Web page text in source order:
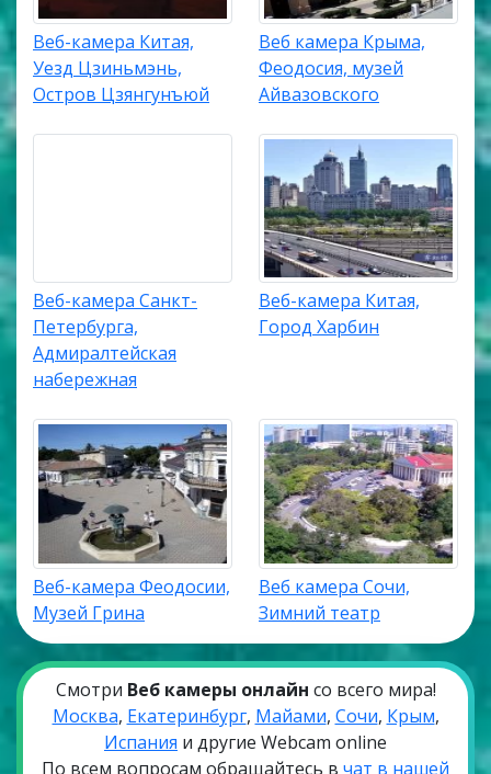
Веб-камера Китая,
Уезд Цзиньмэнь,
Остров Цзянгунъюй
Веб камера Крыма,
Феодосия, музей
Айвазовского
Веб-камера Санкт-
Петербурга,
Адмиралтейская
набережная
Веб-камера Китая,
Город Харбин
Веб-камера Феодосии,
Музей Грина
Веб камера Сочи,
Зимний театр
Смотри Веб камеры онлайн со всего мира!
Москва, Екатеринбург, Майами, Сочи, Крым,
Испания и другие Webcam online
По всем вопросам обращайтесь в чат в нашей